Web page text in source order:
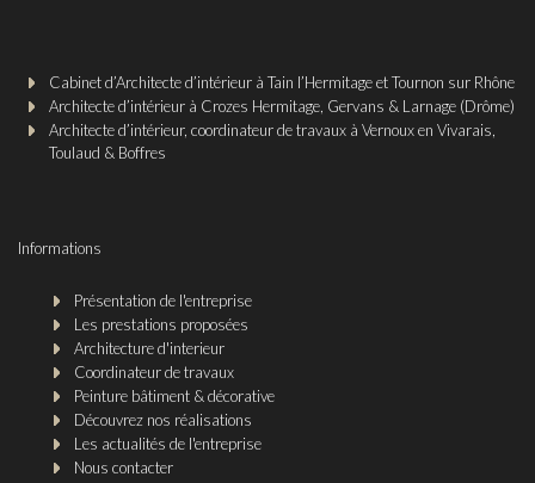
Cabinet d’Architecte d’intérieur à Tain l’Hermitage et Tournon sur Rhône
Architecte d’intérieur à Crozes Hermitage, Gervans & Larnage (Drôme)
Architecte d’intérieur, coordinateur de travaux à Vernoux en Vivarais,
Toulaud & Boffres
Informations
Présentation de l'entreprise
Les prestations proposées
Architecture d'interieur
Coordinateur de travaux
Peinture bâtiment & décorative
Découvrez nos réalisations
Les actualités de l'entreprise
Nous contacter